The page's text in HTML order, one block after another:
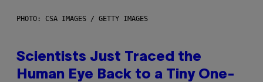
PHOTO: CSA IMAGES / GETTY IMAGES
Scientists Just Traced the
Human Eye Back to a Tiny One-